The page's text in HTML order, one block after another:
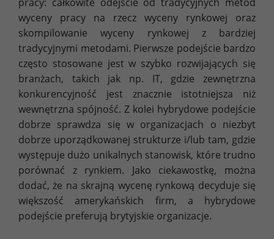
wyceny pracy na rzecz wyceny rynkowej oraz
skompilowanie wyceny rynkowej z bardziej
tradycyjnymi metodami. Pierwsze podejście bardzo
często stosowane jest w szybko rozwijających się
branżach, takich jak np. IT, gdzie zewnętrzna
konkurencyjność jest znacznie istotniejsza niż
wewnętrzna spójność. Z kolei hybrydowe podejście
dobrze sprawdza się w organizacjach o niezbyt
dobrze uporządkowanej strukturze i/lub tam, gdzie
występuje dużo unikalnych stanowisk, które trudno
porównać z rynkiem. Jako ciekawostkę, można
dodać, że na skrajną wycenę rynkową decyduje się
większość amerykańskich firm, a hybrydowe
podejście preferują brytyjskie organizacje.